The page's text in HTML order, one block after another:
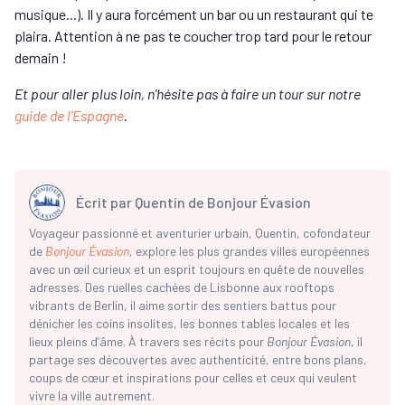
musique...). Il y aura forcément un bar ou un restaurant qui te
plaira. Attention à ne pas te coucher trop tard pour le retour
demain !
Et pour aller plus loin, n'hésite pas à faire un tour sur notre
guide de l'Espagne.
Écrit par Quentin de Bonjour Évasion
Voyageur passionné et aventurier urbain, Quentin, cofondateur
de Bonjour Évasion, explore les plus grandes villes européennes
avec un œil curieux et un esprit toujours en quête de nouvelles
adresses. Des ruelles cachées de Lisbonne aux rooftops
vibrants de Berlin, il aime sortir des sentiers battus pour
dénicher les coins insolites, les bonnes tables locales et les
lieux pleins d’âme. À travers ses récits pour Bonjour Évasion, il
partage ses découvertes avec authenticité, entre bons plans,
coups de cœur et inspirations pour celles et ceux qui veulent
vivre la ville autrement.